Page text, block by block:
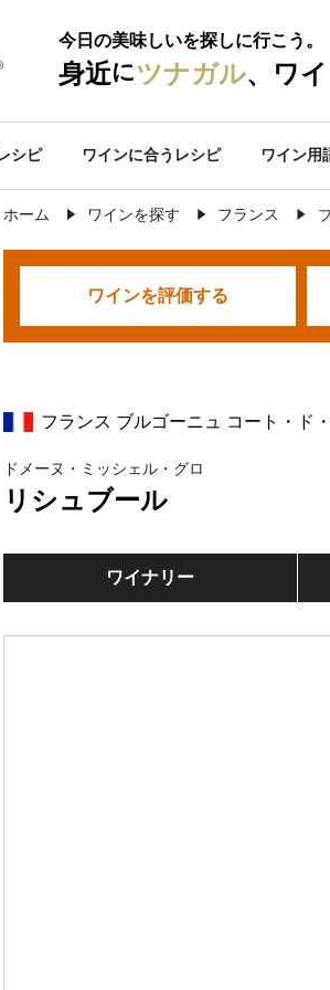
今日の美味しいを探しに行こう。
身近にツナガル、ワ
シピ ワインに合うレシピ ワイン用
ホーム ワインを探す フランス
ワインを評価する
フランス ブルゴーニュ コート・ド
ドメーヌ・ミッシェル・グロ
リシュブール
ワイナリー